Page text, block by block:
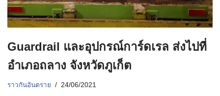
Guardrail และอุปกรณ์การ์ดเรล ส่งไปที่
อำเภอถลาง จังหวัดภูเก็ต
ราวกันอันตราย 24/06/2021